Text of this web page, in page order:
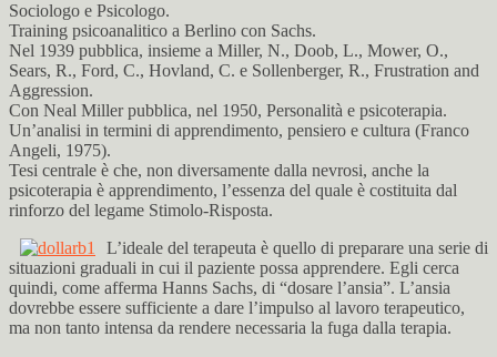
Sociologo e Psicologo.
Training psicoanalitico a Berlino con Sachs.
Nel 1939 pubblica, insieme a Miller, N., Doob, L., Mower, O.,
Sears, R., Ford, C., Hovland, C. e Sollenberger, R., Frustration and
Aggression.
Con Neal Miller pubblica, nel 1950, Personalità e psicoterapia.
Un’analisi in termini di apprendimento, pensiero e cultura (Franco
Angeli, 1975).
Tesi centrale è che, non diversamente dalla nevrosi, anche la
psicoterapia è apprendimento, l’essenza del quale è costituita dal
rinforzo del legame Stimolo-Risposta.
L’ideale del terapeuta è quello di preparare una serie di
situazioni graduali in cui il paziente possa apprendere. Egli cerca
quindi, come afferma Hanns Sachs, di “dosare l’ansia”. L’ansia
dovrebbe essere sufficiente a dare l’impulso al lavoro terapeutico,
ma non tanto intensa da rendere necessaria la fuga dalla terapia.